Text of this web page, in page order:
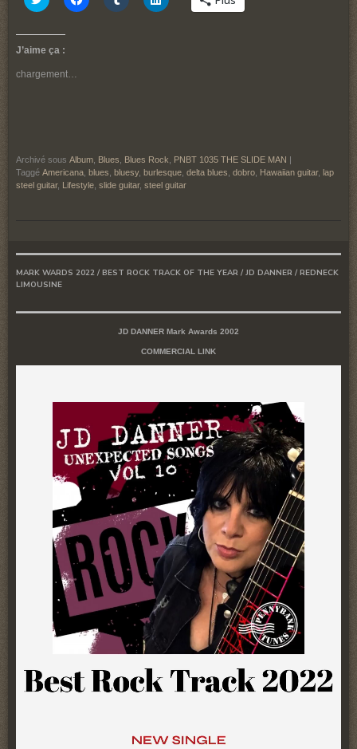
pour
Twitter(ouvre
dans
une
nouvelle
fenêtre)
pour pour pour
J’aime ça :
chargement…
Archivé sous Album Blues Blues Rock PNBT 1035 THE SLIDE MAN
Taggé Americana blues bluesy, burlesque delta blues dobro Hawaiian guitar, lap
steel guitar, Lifestyle slide guitar, steel guitar
MARK WARDS 2022 / BEST ROCK TRACK OF THE YEAR / JD DANNER / REDNECK
LIMOUSINE
JD DANNER Mark Awards 2002
COMMERCIAL LINK